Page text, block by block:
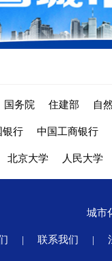
国务院 住建部 自
银行 中国工商银行
北京大学 人民大学
城市
| 联系我们 |